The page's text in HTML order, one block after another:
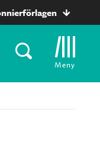
Meny